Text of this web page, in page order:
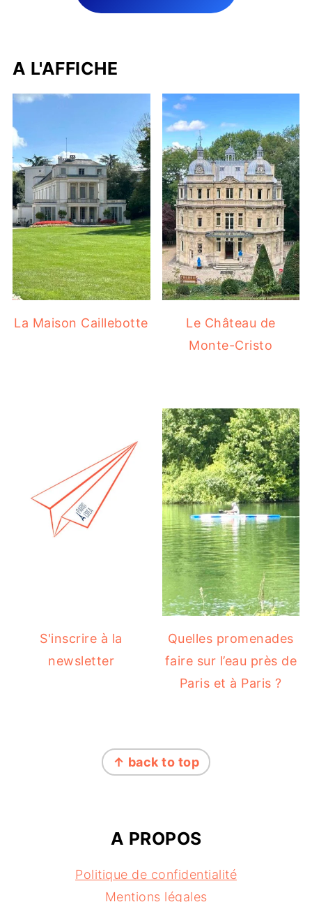
A L'AFFICHE
La Maison Caillebotte
Le Château de
Monte-Cristo
S'inscrire à la
newsletter
Quelles promenades
faire sur l’eau près de
Paris et à Paris ?
↑ back to top
A PROPOS
Politique de confidentialité
Mentions légales